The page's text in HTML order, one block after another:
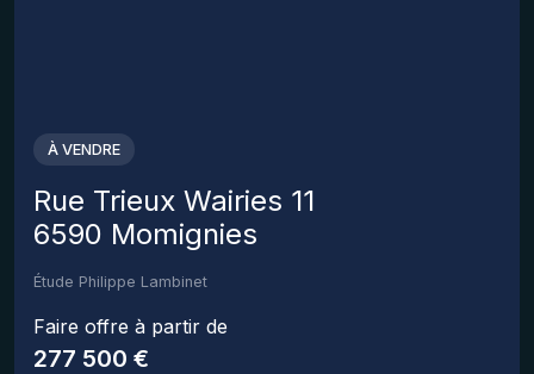
À VENDRE
Rue Trieux Wairies 11
6590 Momignies
Étude Philippe Lambinet
Faire offre à partir de
277 500 €